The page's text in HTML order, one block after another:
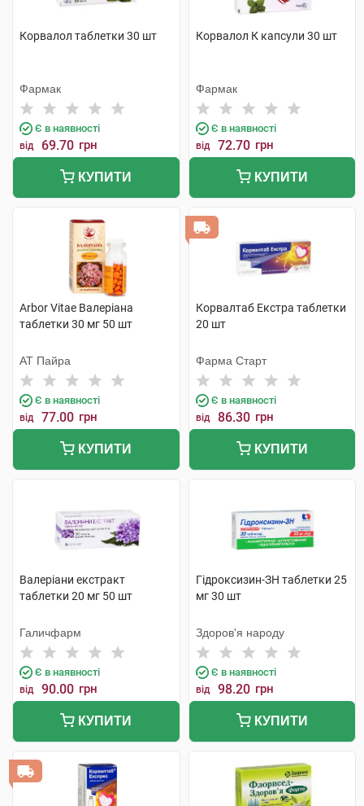
Корвалол таблетки 30 шт
Фармак
Є в наявності
від 69.70 грн
КУПИТИ
Корвалол К капсули 30 шт
Фармак
Є в наявності
від 72.70 грн
КУПИТИ
Arbor Vitae Валеріана
таблетки 30 мг 50 шт
АТ Пайра
Є в наявності
від 77.00 грн
КУПИТИ
Корвалтаб Екстра таблетки
20 шт
Фарма Старт
Є в наявності
від 86.30 грн
КУПИТИ
Валеріани екстракт
таблетки 20 мг 50 шт
Галичфарм
Є в наявності
від 90.00 грн
КУПИТИ
Гідроксизин-ЗН таблетки 25
мг 30 шт
Здоров'я народу
Є в наявності
від 98.20 грн
КУПИТИ